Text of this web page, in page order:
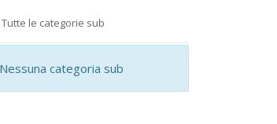
le categorie sub
Nessuna categoria sub